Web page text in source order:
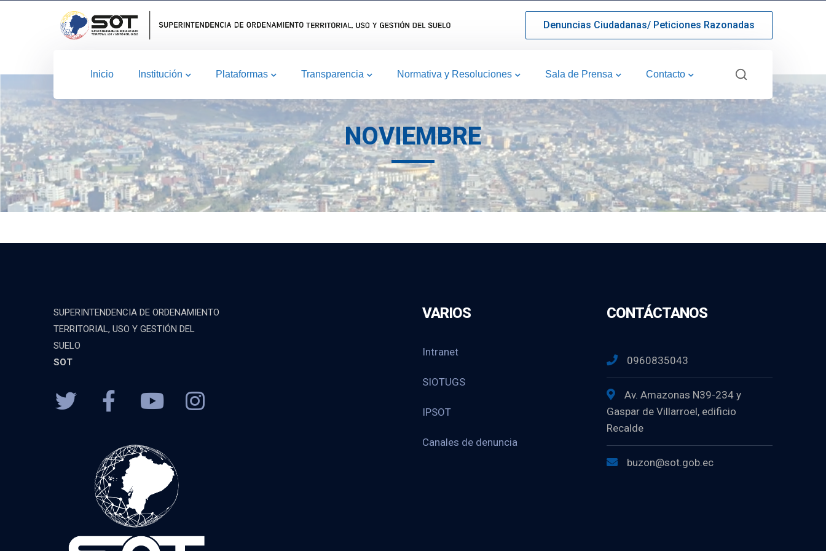
Denuncias Ciudadanas/ Peticiones Razonadas
Inicio Institución Plataformas Transparencia Normativa y Resoluciones Sala de Prensa Contacto
NOVIEMBRE
SUPERINTENDENCIA DE ORDENAMIENTO
TERRITORIAL, USO Y GESTIÓN DEL
SUELO
SOT
VARIOS
Intranet
SIOTUGS
IPSOT
Canales de denuncia
CONTÁCTANOS
0960835043
Av. Amazonas N39-234 y
Gaspar de Villarroel, edificio
Recalde
buzon@sot.gob.ec